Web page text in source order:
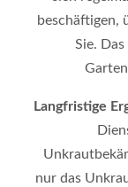
beschäftigen,
Sie.
Langfristige
nur das